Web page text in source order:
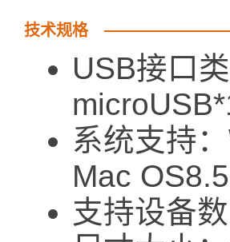
技术规格
USB接口
系统支持
Mac
支持设备